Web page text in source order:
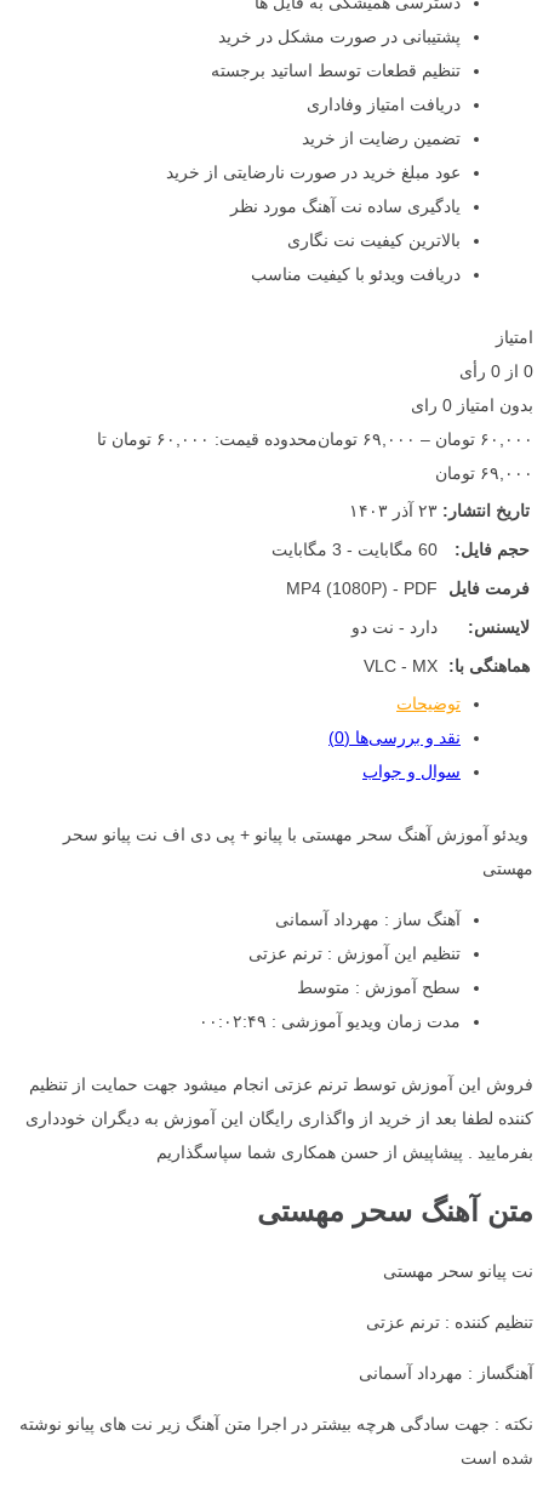
پشتیبانی در صورت مشکل در خرید
تنظیم قطعات توسط اساتید برجسته
دریافت امتیاز وفاداری
تضمین رضایت از خرید
عود مبلغ خرید در صورت نارضایتی از خرید
یادگیری ساده نت آهنگ مورد نظر
بالاترین کیفیت نت نگاری
دریافت ویدئو با کیفیت مناسب
امتیاز
0 از 0 رأی
بدون امتیاز 0 رای
۶۰,۰۰۰ تومان – ۶۹,۰۰۰ تومان
محدوده قیمت: ۶۰,۰۰۰ تومان تا
۶۹,۰۰۰ تومان
تاریخ انتشار: ۲۳ آذر ۱۴۰۳
حجم فایل:
60 مگابایت - 3 مگابایت
فرمت فایل
MP4 (1080P) - PDF
لایسنس:
دارد - نت دو
هماهنگی با:
VLC - MX
توضیحات
نقد و بررسی‌ها (0)
سوال و جواب
ویدئو آموزش آهنگ سحر مهستی با پیانو + پی دی اف نت پیانو سحر
مهستی
آهنگ ساز : مهرداد آسمانی
تنظیم این آموزش : ترنم عزتی
سطح آموزش : متوسط
مدت زمان ویدیو آموزشی : ۰۰:۰۲:۴۹
فروش این آموزش توسط ترنم عزتی انجام میشود جهت حمایت از تنظیم
کننده لطفا بعد از خرید از واگذاری رایگان این آموزش به دیگران خودداری
بفرمایید . پیشاپیش از حسن همکاری شما سپاسگذاریم
متن آهنگ سحر مهستی
نت پیانو سحر مهستی
تنظیم کننده : ترنم عزتی
آهنگساز : مهرداد آسمانی
نکته : جهت سادگی هرچه بیشتر در اجرا متن آهنگ زیر نت های پیانو نوشته
شده است